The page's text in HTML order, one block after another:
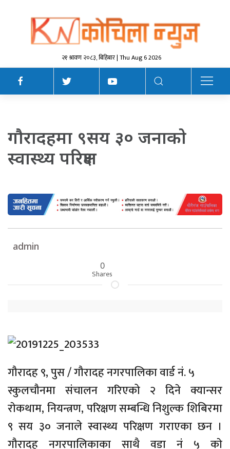
२१ श्रावण २०८३, बिहिबार | Thu Aug 6 2026
गाैरादहमा ९सय ३० जनाकाे
स्वास्थ्य परिक्षण
admin
0
Shares
गौरादह ९, पुस / गौरादह नगरपालिका वार्ड नं. ५
स्कुलचौनमा संचालन गरिएको २ दिने क्यान्सर
राेकथाम, नियन्त्रण, परिक्षण सम्बन्धि निशुल्क शिबिरमा
९ सय ३० जनाले स्वास्थ्य परिक्षण गराएका छन ।
गौरादह नगरपालिकाका साथै वडा नं ५ काे